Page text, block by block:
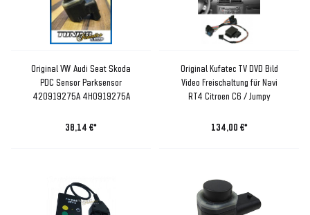
Original VW Audi Seat Skoda
PDC Sensor Parksensor
420919275A 4H0919275A
38,14 €*
Original Kufatec TV DVD Bild
Video Freischaltung für Navi
RT4 Citroen C6 / Jumpy
134,00 €*